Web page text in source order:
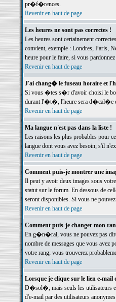
pr�f�rences.
Revenir en haut de page
Les heures ne sont pas correctes !
Les heures sont certainement
convient, exemple : Londres, Paris,
heure pour le faire, si vous
Revenir en haut de page
J'ai chang� le fuseau horaire et
Si vous �tes s�r d'avoir choisi le
durant l'�t�, l'heure sera d�cal�e
Revenir en haut de page
Ma langue n'est pas dans la liste !
Les raisons les plus probables pour
langue dont vous avez besoin; s'il
Revenir en haut de page
Comment puis-je montrer une
Il peut y avoir deux images sous
statut sur le forum. En dessous de
seront disponibles. Si vous ne
Revenir en haut de page
Comment puis-je changer mon
En g�n�ral, vous ne pouvez pas
nombre de messages que vous
votre rang; vous trouverez
Revenir en haut de page
Lorsque je clique sur le lien e-mail
D�sol�, mais seuls les utilisateurs
d'e-mail par des utilisateurs anonymes.